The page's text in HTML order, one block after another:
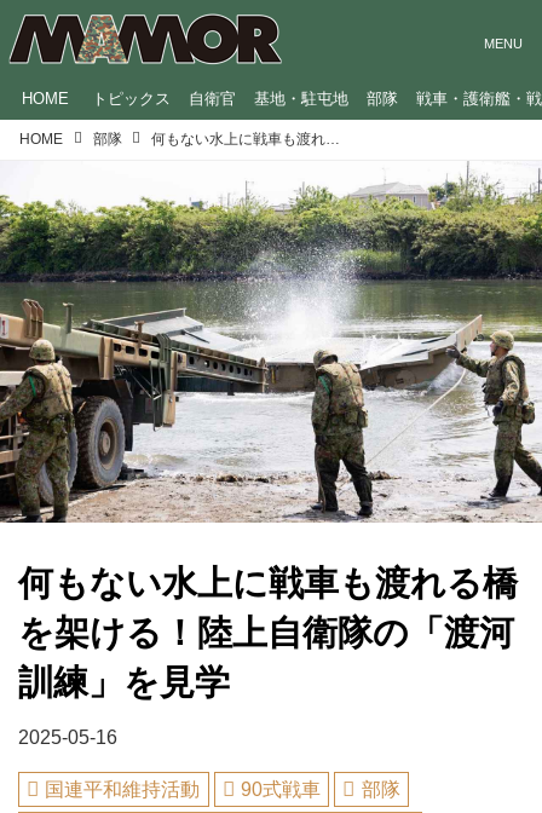
HOME トピックス 自衛官 基地・駐屯地 部隊 戦車・護衛艦・
HOME 部隊
何もない水上に戦車も渡れる橋
を架ける！陸上自衛隊の「渡河
訓練」を見学
2025-05-16
国連平和維持活動 90式戦車
部隊